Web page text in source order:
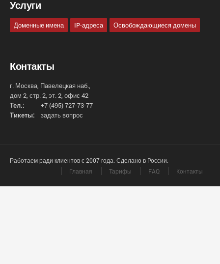
Услуги
Доменные имена IP-адреса Освобождающиеся домены
Контакты
г. Москва, Павелецкая наб.,
дом 2, стр. 2, эт. 2, офис 42
Тел.:
+7 (495) 727-73-77
Тикеты:
задать вопрос
Работаем ради клиентов с 2007 года. Сделано в России.
Главная
Тарифы FAQ Контакты